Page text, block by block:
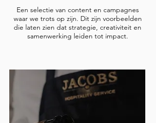
Een selectie van content en campagnes
waar we trots op zijn. Dit zijn voorbeelden
die laten zien dat strategie, creativiteit en
samenwerking leiden tot impact.